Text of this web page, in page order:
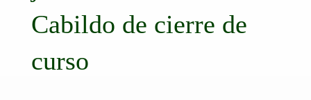
Cabildo de cierre de
curso